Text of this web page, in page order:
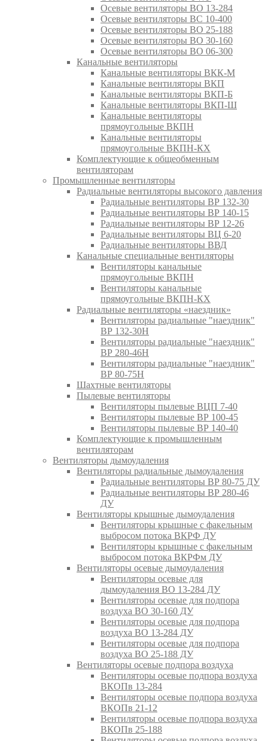
Осевые вентиляторы ВО 13-284
Осевые вентиляторы ВС 10-400
Осевые вентиляторы ВО 25-188
Осевые вентиляторы ВО 30-160
Осевые вентиляторы ВО 06-300
Канальные вентиляторы
Канальные вентиляторы ВКК-М
Канальные вентиляторы ВКП
Канальные вентиляторы ВКП-Б
Канальные вентиляторы ВКП-Ш
Канальные вентиляторы
прямоугольные ВКПН
Канальные вентиляторы
прямоугольные ВКПН-КХ
Комплектующие к общеобменным
вентиляторам
Промышленные вентиляторы
Радиальные вентиляторы высокого давления
Радиальные вентиляторы ВР 132-30
Радиальные вентиляторы ВР 140-15
Радиальные вентиляторы ВР 12-26
Радиальные вентиляторы ВЦ 6-20
Радиальные вентиляторы ВВД
Канальные специальные вентиляторы
Вентиляторы канальные
прямоугольные ВКПН
Вентиляторы канальные
прямоугольные ВКПН-КХ
Радиальные вентиляторы «наездник»
Вентиляторы радиальные "наездник"
ВР 132-30Н
Вентиляторы радиальные "наездник"
ВР 280-46Н
Вентиляторы радиальные "наездник"
ВР 80-75Н
Шахтные вентиляторы
Пылевые вентиляторы
Вентиляторы пылевые ВЦП 7-40
Вентиляторы пылевые ВР 100-45
Вентиляторы пылевые ВР 140-40
Комплектующие к промышленным
вентиляторам
Вентиляторы дымоудаления
Вентиляторы радиальные дымоудаления
Радиальные вентиляторы ВР 80-75 ДУ
Радиальные вентиляторы ВР 280-46
ДУ
Вентиляторы крышные дымоудаления
Вентиляторы крышные с факельным
выбросом потока ВКРФ ДУ
Вентиляторы крышные с факельным
выбросом потока ВКРФм ДУ
Вентиляторы осевые дымоудаления
Вентиляторы осевые для
дымоудаления ВО 13-284 ДУ
Вентиляторы осевые для подпора
воздуха ВО 30-160 ДУ
Вентиляторы осевые для подпора
воздуха ВО 13-284 ДУ
Вентиляторы осевые для подпора
воздуха ВО 25-188 ДУ
Вентиляторы осевые подпора воздуха
Вентиляторы осевые подпора воздуха
ВКОПв 13-284
Вентиляторы осевые подпора воздуха
ВКОПв 21-12
Вентиляторы осевые подпора воздуха
ВКОПв 25-188